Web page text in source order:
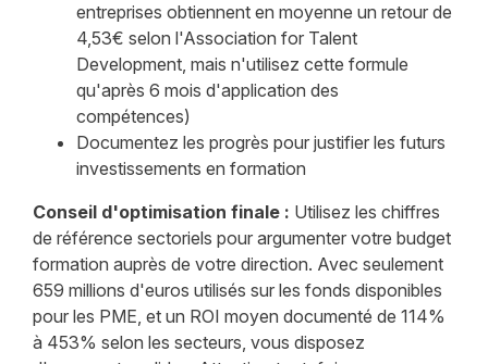
entreprises obtiennent en moyenne un retour de
4,53€ selon l'Association for Talent
Development, mais n'utilisez cette formule
qu'après 6 mois d'application des
compétences)
Documentez les progrès pour justifier les futurs
investissements en formation
Conseil d'optimisation finale : Utilisez les chiffres
de référence sectoriels pour argumenter votre budget
formation auprès de votre direction. Avec seulement
659 millions d'euros utilisés sur les fonds disponibles
pour les PME, et un ROI moyen documenté de 114%
à 453% selon les secteurs, vous disposez